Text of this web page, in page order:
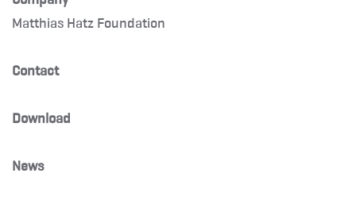
Matthias Hatz Foundation
Contact
Download
News